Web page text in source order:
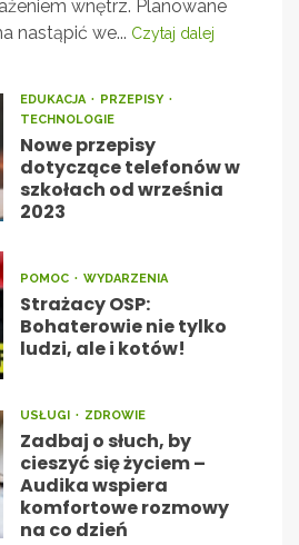
wnętrz. Planowane
nastąpić we... Czytaj dalej
EDUKACJA
PRZEPISY
TECHNOLOGIE
Nowe przepisy
dotyczące telefonów w
szkołach od września
2023
POMOC WYDARZENIA
Strażacy OSP:
Bohaterowie nie tylko
ludzi, ale i kotów!
USŁUGI ZDROWIE
Zadbaj o słuch, by
cieszyć się życiem –
Audika wspiera
komfortowe rozmowy
na co dzień